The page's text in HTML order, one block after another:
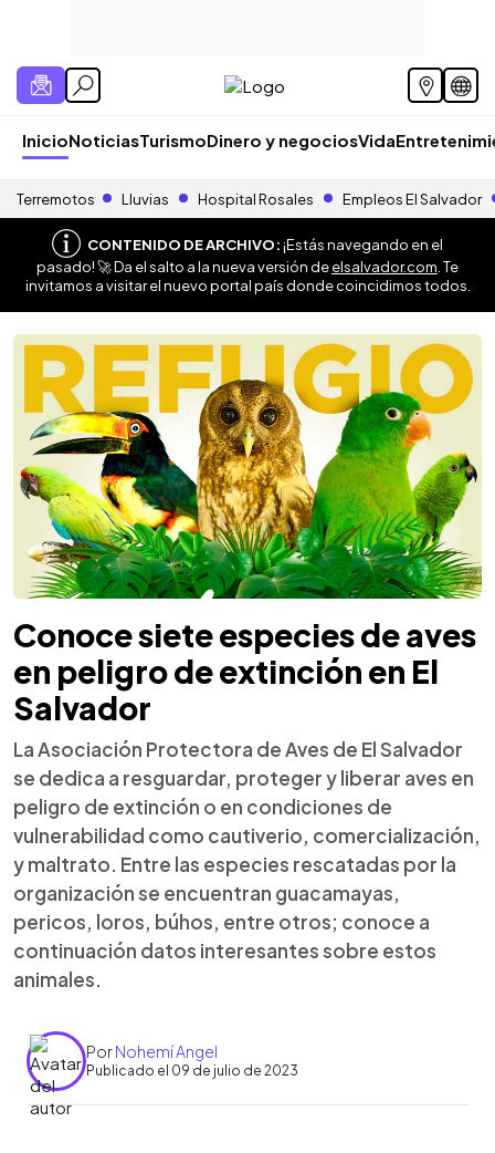
InicioNoticiasTurismoDinero y negociosVida
Terremotos Lluvias Hospital Rosales Empleos El Salvador
CONTENIDO DE ARCHIVO:¡Estás navegando en el
pasado! 🚀 Da el salto a la nueva versión deelsalvador.com . Te
invitamos a visitar el nuevo portal país donde coincidimos todos.
Conoce siete especies de aves
en peligro de extinción en El
Salvador
La Asociación Protectora de Aves de El Salvador
se dedica a resguardar, proteger y liberar aves en
peligro de extinción o en condiciones de
vulnerabilidad como cautiverio, comercialización,
y maltrato. Entre las especies rescatadas por la
organización se encuentran guacamayas,
pericos, loros, búhos, entre otros; conoce a
continuación datos interesantes sobre estos
animales.
PorNohemí Angel
Publicado el 09 de julio de 2023